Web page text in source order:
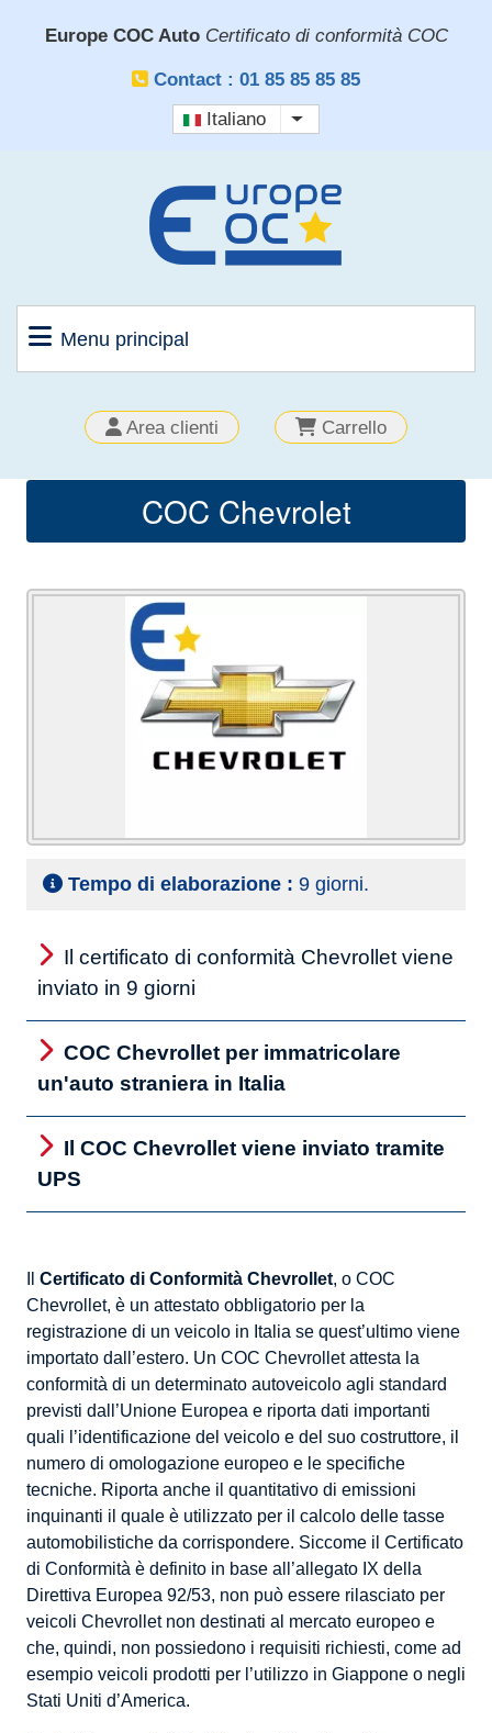
Europe COC Auto Certificato di conformità COC
Contact : 01 85 85 85 85
Italiano
Mostra ulteriori azioni
Menu principal
OUTILS
CLIENT
Area clienti Carrello
COC Chevrolet
Tempo di elaborazione : 9 giorni.
Il certificato di conformità Chevrollet viene
inviato in 9 giorni
COC Chevrollet per immatricolare
un'auto straniera in Italia
Il COC Chevrollet viene inviato tramite
UPS
Certificato di Conformità Chevrollet, o COC
Chevrollet, è un attestato obbligatorio per la
registrazione di un veicolo in Italia se quest’ultimo viene
importato dall’estero. Un COC Chevrollet attesta la
conformità di un determinato autoveicolo agli standard
previsti dall’Unione Europea e riporta dati importanti
quali l’identificazione del veicolo e del suo costruttore, il
numero di omologazione europeo e le specifiche
tecniche. Riporta anche il quantitativo di emissioni
inquinanti il quale è utilizzato per il calcolo delle tasse
automobilistiche da corrispondere. Siccome il Certificato
di Conformità è definito in base all’allegato IX della
Direttiva Europea 92/53, non può essere rilasciato per
veicoli Chevrollet non destinati al mercato europeo e
che, quindi, non possiedono i requisiti richiesti, come ad
esempio veicoli prodotti per l’utilizzo in Giappone o negli
Stati Uniti d’America.